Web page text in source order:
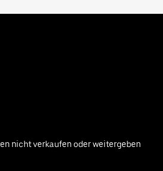
nicht verkaufen oder weitergeben